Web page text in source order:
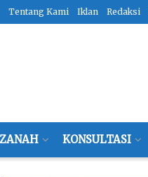
Tentang Kami Iklan Redaksi
KONSULTASI